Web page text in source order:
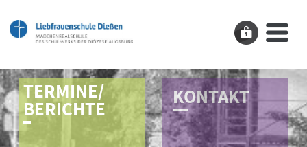
TERMINE/
BERICHTE
K­O­N­T­A­K­T